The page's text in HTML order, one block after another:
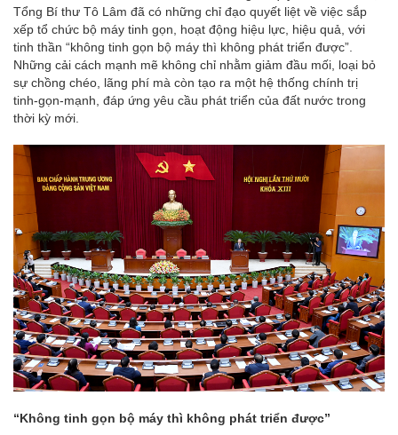
Tổng Bí thư Tô Lâm đã có những chỉ đạo quyết liệt về việc sắp
xếp tổ chức bộ máy tinh gọn, hoạt động hiệu lực, hiệu quả, với
tinh thần “không tinh gọn bộ máy thì không phát triển được”.
Những cải cách mạnh mẽ không chỉ nhằm giảm đầu mối, loại bỏ
sự chồng chéo, lãng phí mà còn tạo ra một hệ thống chính trị
tinh-gọn-mạnh, đáp ứng yêu cầu phát triển của đất nước trong
thời kỳ mới.
“Không tinh gọn bộ máy thì không phát triển được”